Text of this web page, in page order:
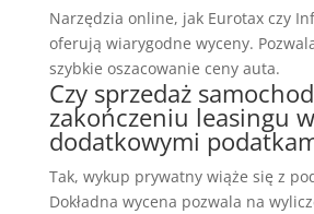
Narzędzia online, jak Eurotax czy
oferują wiarygodne wyceny.
szybkie oszacowanie ceny auta.
Czy sprzedaż
zakończeniu leasingu
dodatkowymi
Tak, wykup prywatny wiąże się z
Dokładna wycena pozwala na